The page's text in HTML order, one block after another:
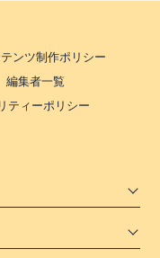
ンツ制作ポリシー
編集者一覧
ティーポリシー